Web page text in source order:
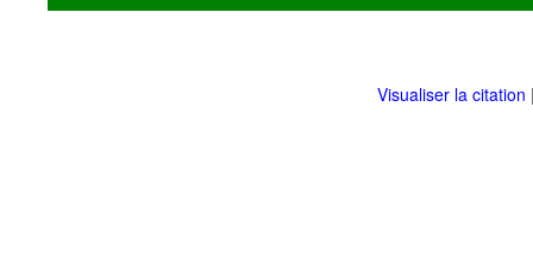
Visualiser la citation